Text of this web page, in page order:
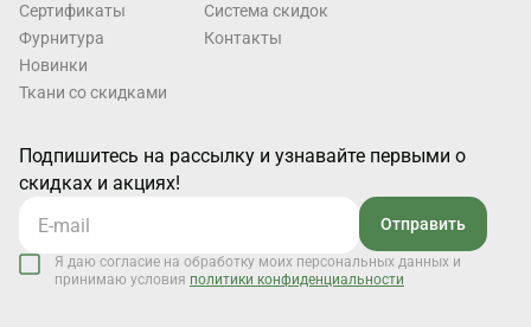
Cертификаты
Фурнитура
Новинки
Ткани со скидками
Система скидок
Контакты
Подпишитесь на рассылку и узнавайте первыми о
скидках и акциях!
Отправить
Я даю согласие на обработку моих персональных данных и
принимаю условия политики конфиденциальности